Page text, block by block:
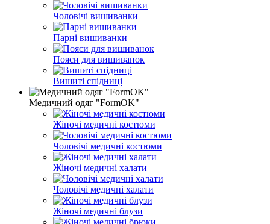
Чоловічі вишиванки
Парні вишиванки
Пояси для вишиванок
Вишиті спідниці
Медичний одяг "FormOK"
Жіночі медичні костюми
Чоловічі медичні костюми
Жіночі медичні халати
Чоловічі медичні халати
Жіночі медичні блузи